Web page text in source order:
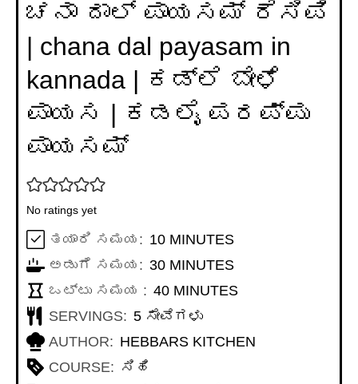
ಚನಾ ದಾಲ್ ಪಾಯಸಮ್ ರೆಸಿಪಿ
| chana dal payasam in
kannada | ಕಡ್ಲೆ ಬೇಳೆ
ಪಾಯಸ | ಕಡಲೈ ಪರಪ್ಪು
ಪಾಯಸಮ್
No ratings yet
ತಯಾರಿ ಸಮಯ: 10MINUTES
MINUTES
ಅಡುಗೆ ಸಮಯ: 30MINUTES
MINUTES
ಒಟ್ಟು ಸಮಯ : 40MINUTES
MINUTES
SERVINGS: 5 ಸೇವೆಗಳು
AUTHOR: HEBBARS KITCHEN
COURSE: ಸಿಹಿ